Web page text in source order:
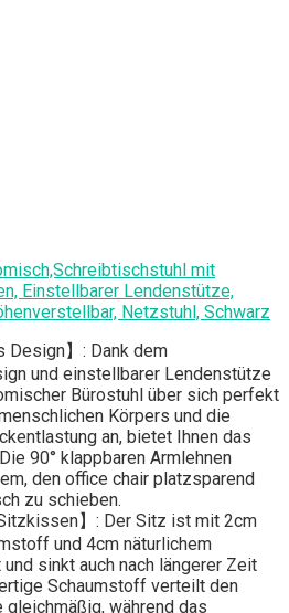
mit
Einstellbarer Lendenstütze,
Netzstuhl, Schwarz
Design】: Dank dem
und einstellbarer Lendenstütze
Bürostuhl über sich perfekt
Körpers und die
an, bietet Ihnen das
90° klappbaren Armlehnen
den office chair platzsparend
zu schieben.
】: Der Sitz ist mit 2cm
und 4cm näturlichem
sinkt auch nach längerer Zeit
Schaumstoff verteilt den
gleichmäßig, während das